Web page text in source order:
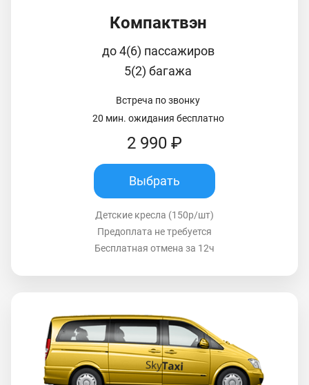
Компактвэн
до 4(6) пассажиров
5(2) багажа
Встреча по звонку
20 мин. ожидания бесплатно
2 990 ₽
Выбрать
Детские кресла (150р/шт)
Предоплата не требуется
Бесплатная отмена за 12ч